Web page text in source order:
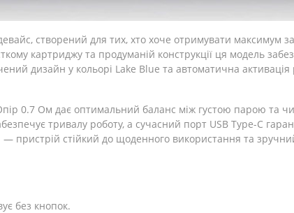
створений для тих, хто хоче отримувати максимум
картриджу та продуманій конструкції ця модель
дизайн у кольорі Lake Blue та автоматична
0.7 Ом дає оптимальний баланс між густою парою та
тривалу роботу, а сучасний порт USB Type-C
пристрій стійкий до щоденного використання та
без кнопок.